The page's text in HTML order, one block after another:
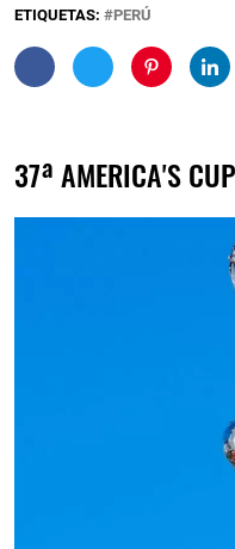
ETIQUETAS: PERÚ
37ª AMERICA'S